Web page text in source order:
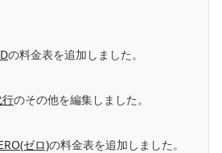
の料金表を追加しました。
のその他を編集しました。
ゼロ)の料金表を追加しました。